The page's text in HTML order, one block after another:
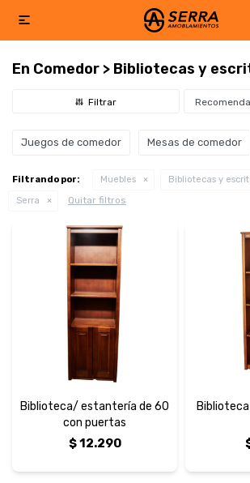

En Comedor > Bibliotecas y
Juegos de comedor Mesas de comedor
Filtrando por: Muebles
Bibliotecas y
Serra
Quitar filtros
Biblioteca/ estantería de 60
con puertas
$12.290